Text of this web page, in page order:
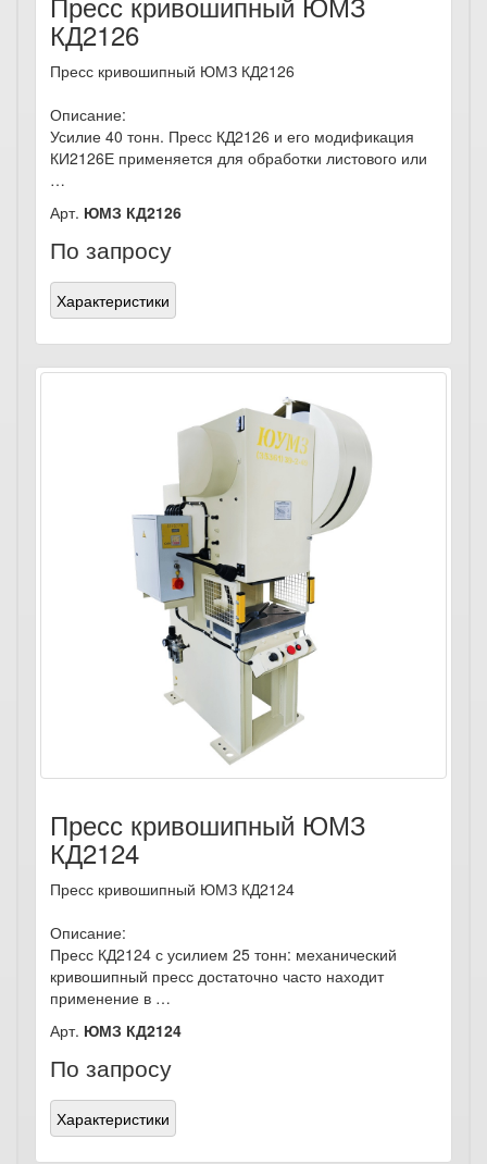
КД2126
Пресс кривошипный ЮМЗ КД2126
Описание:
Усилие 40 тонн. Пресс КД2126 и его модификация
КИ2126Е применяется для обработки листового или
…
Арт. ЮМЗ КД2126
По запросу
Характеристики
Пресс кривошипный ЮМЗ
КД2124
Пресс кривошипный ЮМЗ КД2124
Описание:
Пресс КД2124 с усилием 25 тонн: механический
кривошипный пресс достаточно часто находит
применение в …
Арт. ЮМЗ КД2124
По запросу
Характеристики